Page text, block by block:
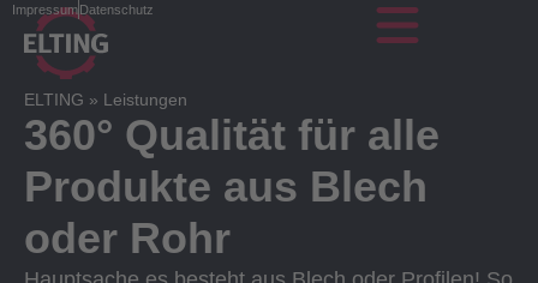
ImpressumDatenschutz
ELTING » Leistungen
360° Qualität für alle
Produkte aus Blech
oder Rohr